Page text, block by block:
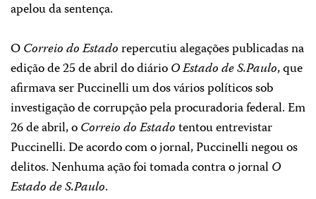
apelou da sentença.
OCorreio do Estadorepercutiu alegações publicadas na
edição de 25 de abril do diárioO Estado de S.Paulo, que
afirmava ser Puccinelli um dos vários políticos sob
investigação de corrupção pela procuradoria federal. Em
26 de abril, oCorreio do Estadotentou entrevistar
Puccinelli. De acordo com o jornal, Puccinelli negou os
delitos. Nenhuma ação foi tomada contra o jornalO
Estado de S.Paulo.